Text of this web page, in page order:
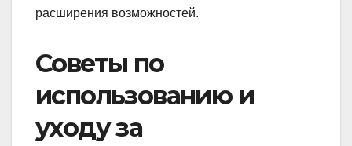
расширения возможностей.
Советы по
использованию и
уходу за